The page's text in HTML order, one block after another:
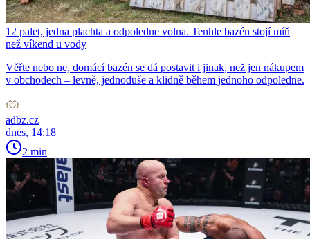
12 palet, jedna plachta a odpoledne volna. Tenhle bazén stojí míň
než víkend u vody
Věřte nebo ne, domácí bazén se dá postavit i jinak, než jen nákupem
v obchodech – levně, jednoduše a klidně během jednoho odpoledne.
adbz.cz
dnes, 14:18
2 min